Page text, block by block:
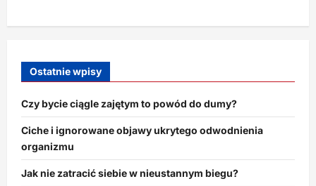
Ostatnie wpisy
Czy bycie ciągle zajętym to powód do dumy?
Ciche i ignorowane objawy ukrytego odwodnienia
organizmu
Jak nie zatracić siebie w nieustannym biegu?